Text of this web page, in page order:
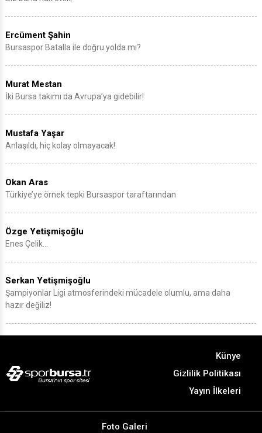
Ercüment Şahin
Bursaspor Batalla ile doğru yolda mı?
Murat Mestan
İki Bursa takımı da Avrupa’ya gidebilir!
Mustafa Yaşar
Anlaşıldı, hiç kolay olmayacak!
Okan Aras
Türkiye’ye örnek tepki Bursaspor taraftarından
Özge Yetişmişoğlu
Enes Çelik…
Serkan Yetişmişoğlu
Şampiyonlar Ligi atmosferindeki mücadele olumlu, ama daha
hazır değiliz!
Künye
Gizlilik Politikası
Yayın İlkeleri
Foto Galeri